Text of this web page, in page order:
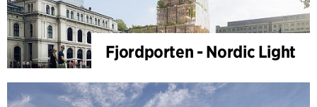
Fjordporten - Nordic Light